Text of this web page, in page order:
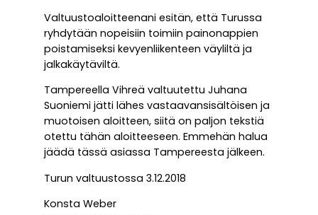
Valtuustoaloitteenani esitän, että Turussa
ryhdytään nopeisiin toimiin painonappien
poistamiseksi kevyenliikenteen väyliltä ja
jalkakäytäviltä.
Tampereella Vihreä valtuutettu Juhana
Suoniemi jätti lähes vastaavansisältöisen ja
muotoisen aloitteen, siitä on paljon tekstiä
otettu tähän aloitteeseen. Emmehän halua
jäädä tässä asiassa Tampereesta jälkeen.
Turun valtuustossa 3.12.2018
Konsta Weber